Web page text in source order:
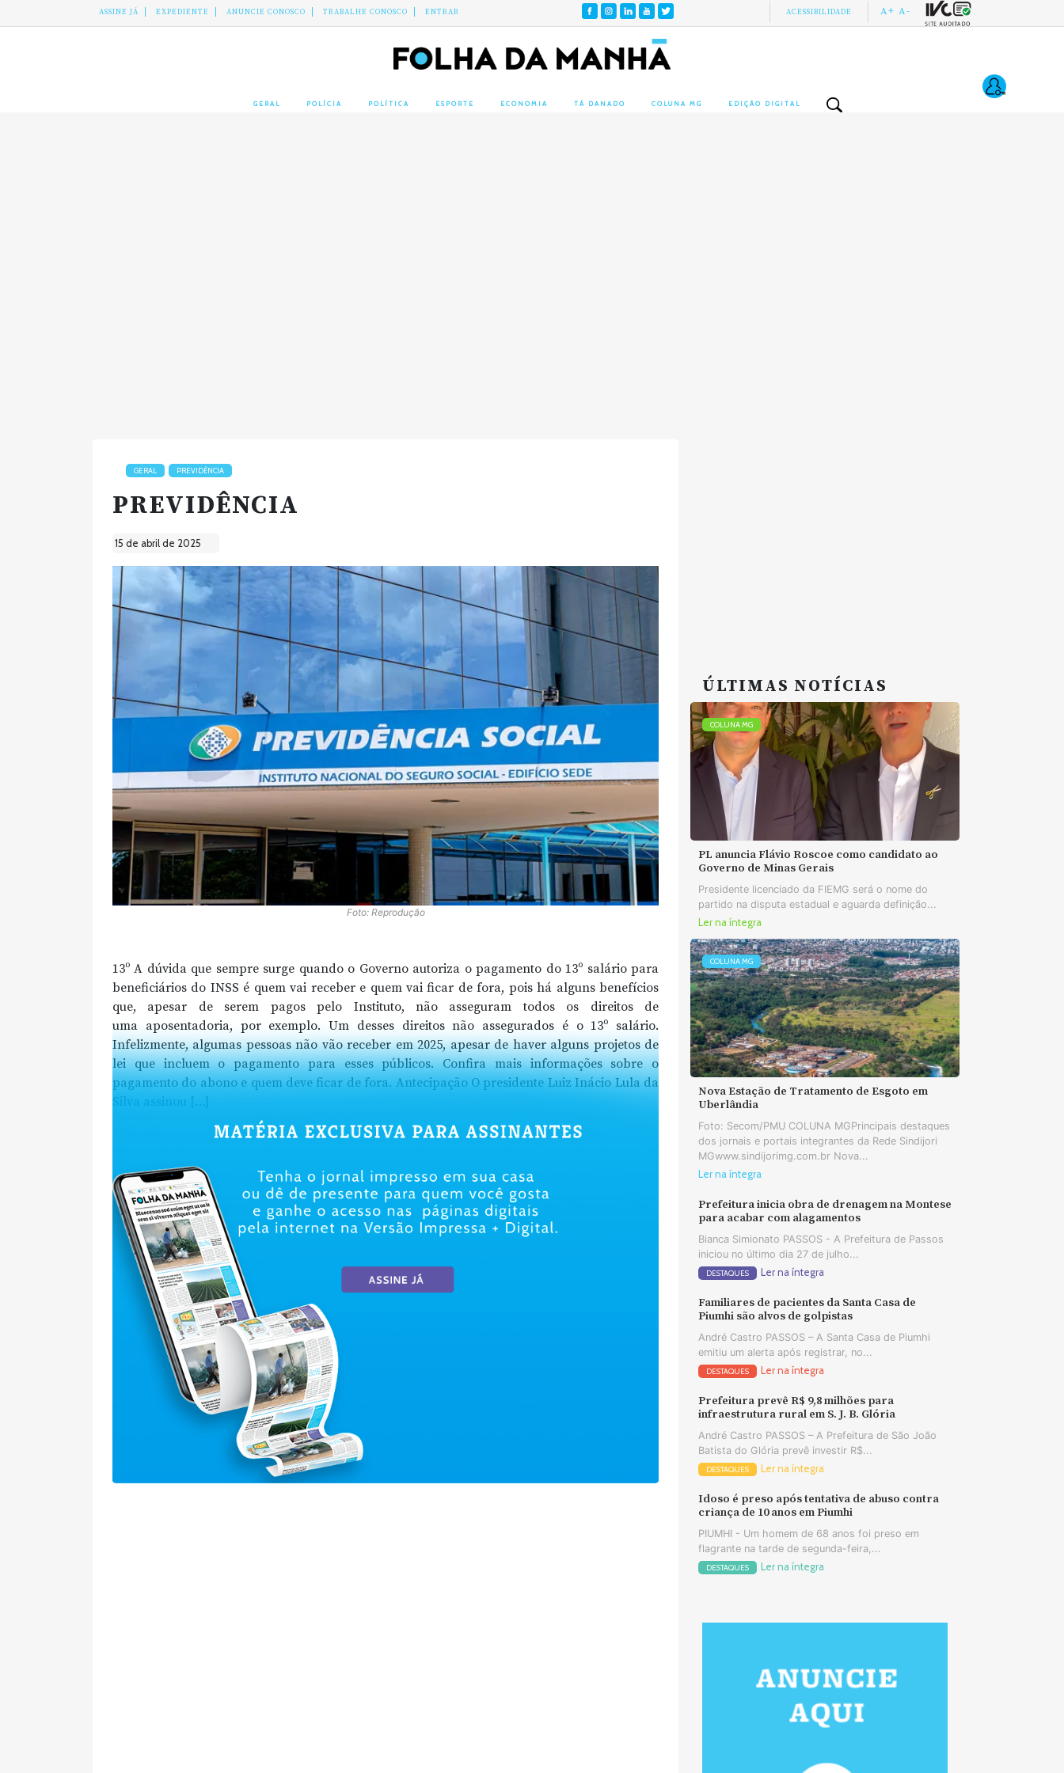
ASSINE JÁ EXPEDIENTE ANUNCIE CONOSCO TRABALHE CONOSCO ENTRAR ACESSIBILIDADE A+ A-
GERAL POLÍCIA POLÍTICA ESPORTE ECONOMIA TÁ DANADO COLUNA MG EDIÇÃO DIGITAL
GERAL PREVIDÊNCIA
PREVIDÊNCIA
15 de abril de 2025
Foto: Reprodução
13º A dúvida que sempre surge quando o Governo autoriza o pagamento do 13º salário para
beneficiários do INSS é quem vai receber e quem vai ficar de fora, pois há alguns benefícios
que, apesar de serem pagos pelo Instituto, não asseguram todos os direitos de
uma aposentadoria, por exemplo. Um desses direitos não assegurados é o 13º salário.
Infelizmente, algumas pessoas não vão receber em 2025, apesar de haver alguns projetos de
lei que incluem o pagamento para esses públicos. Confira mais informações sobre o
pagamento do abono e quem deve ficar de fora. Antecipação O presidente Luiz Inácio Lula da
Silva assinou […]
ÚLTIMAS NOTÍCIAS
COLUNA MG
PL anuncia Flávio Roscoe como candidato ao
Governo de Minas Gerais
Presidente licenciado da FIEMG será o nome do
partido na disputa estadual e aguarda definição...
Ler na íntegra
COLUNA MG
Nova Estação de Tratamento de Esgoto em
Uberlândia
Foto: Secom/PMU COLUNA MGPrincipais destaques
dos jornais e portais integrantes da Rede Sindijori
MGwww.sindijorimg.com.br Nova...
Ler na íntegra
Prefeitura inicia obra de drenagem na Montese
para acabar com alagamentos
Bianca Simionato PASSOS - A Prefeitura de Passos
iniciou no último dia 27 de julho...
DESTAQUES Ler na íntegra
Familiares de pacientes da Santa Casa de
Piumhi são alvos de golpistas
André Castro PASSOS – A Santa Casa de Piumhi
emitiu um alerta após registrar, no...
DESTAQUES Ler na íntegra
Prefeitura prevê R$ 9,8 milhões para
infraestrutura rural em S. J. B. Glória
André Castro PASSOS – A Prefeitura de São João
Batista do Glória prevê investir R$...
DESTAQUES Ler na íntegra
Idoso é preso após tentativa de abuso contra
criança de 10 anos em Piumhi
PIUMHI - Um homem de 68 anos foi preso em
flagrante na tarde de segunda-feira,...
DESTAQUES Ler na íntegra